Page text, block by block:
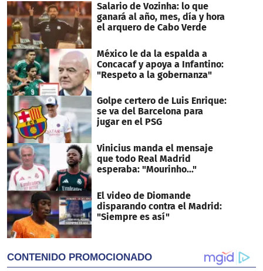
Salario de Vozinha: lo que
ganará al año, mes, día y hora
el arquero de Cabo Verde
México le da la espalda a
Concacaf y apoya a Infantino:
"Respeto a la gobernanza"
Golpe certero de Luis Enrique:
se va del Barcelona para
jugar en el PSG
Vinicius manda el mensaje
que todo Real Madrid
esperaba: "Mourinho..."
El video de Diomande
disparando contra el Madrid:
"Siempre es así"